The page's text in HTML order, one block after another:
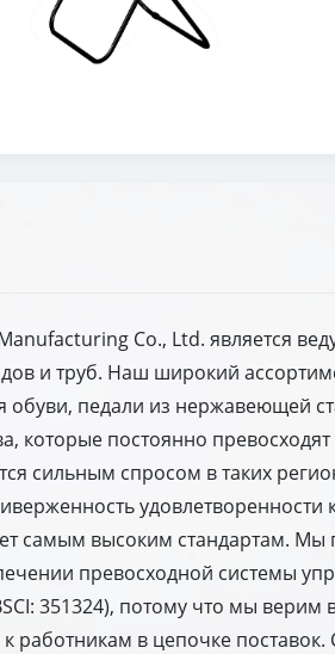
Co., Ltd. является
и труб. Наш широкий
педали из нержавеющей
которые постоянно
сильным спросом в таких
удовлетворенности
самым высоким стандартам.
превосходной системы
351324), потому что мы верим
в цепочке